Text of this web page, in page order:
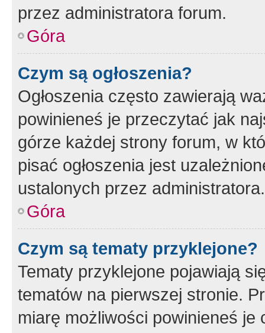
przez administratora forum.
Góra
Czym są ogłoszenia?
Ogłoszenia często zawierają
powinieneś je przeczytać jak
górze każdej strony forum, w
pisać ogłoszenia jest
ustalonych przez administratora.
Góra
Czym są tematy przyklejone?
Tematy przyklejone pojawiają
tematów na pierwszej stronie.
miarę możliwości powinieneś je